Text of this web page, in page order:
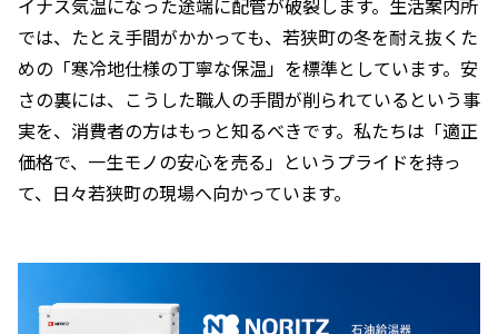
イナス気温になった途端に配管が破裂します。生活案内所
では、たとえ手間がかかっても、若狭町の冬を耐え抜くた
めの「寒冷地仕様の丁寧な保温」を標準としています。安
さの裏には、こうした職人の手間が削られているという事
実を、消費者の方はもっと知るべきです。私たちは「適正
価格で、一生モノの安心を売る」というプライドを持っ
て、日々若狭町の現場へ向かっています。